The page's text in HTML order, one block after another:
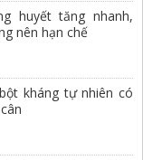
huyết tăng nhanh,
nên hạn chế
kháng tự nhiên có